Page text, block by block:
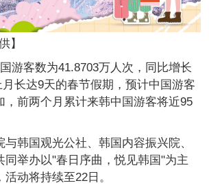
】
游客数为41.8703万人次，同比增长
长达9天的春节假期，预计中国游客
，前两个月累计来韩中国游客将近95
韩国观光公社、韩国内容振兴院、
同举办以"春日序曲，悦见韩国"为主
动将持续至22日。